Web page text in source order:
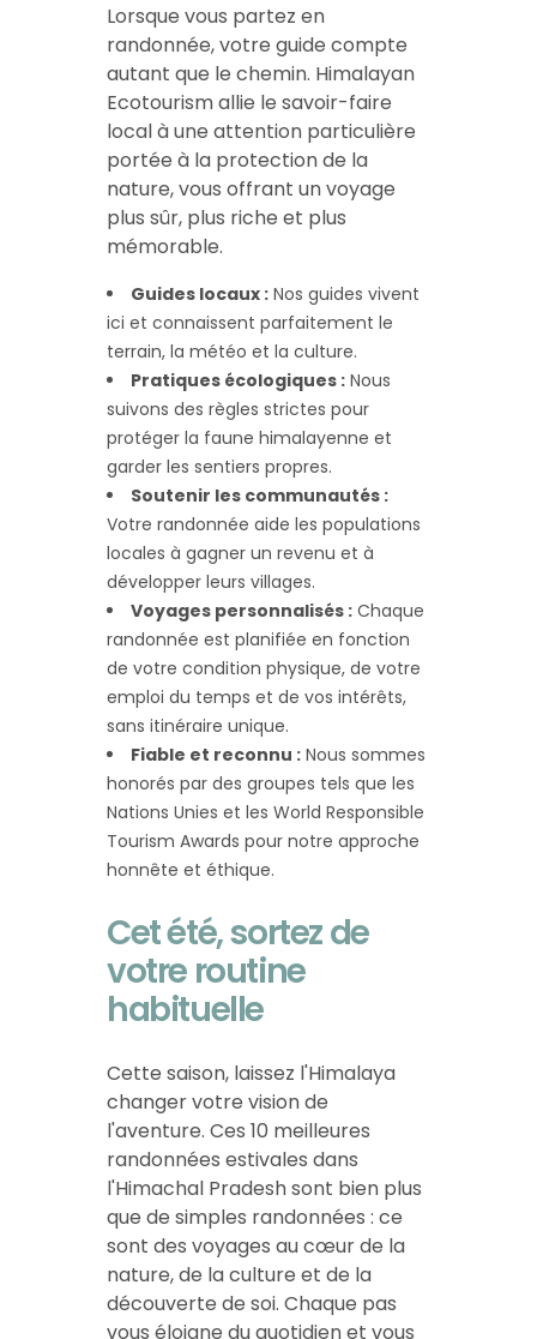
Lorsque vous partez en
randonnée, votre guide compte
autant que le chemin. Himalayan
Ecotourism allie le savoir-faire
local à une attention particulière
portée à la protection de la
nature, vous offrant un voyage
plus sûr, plus riche et plus
mémorable.
Guides locaux : Nos guides vivent
ici et connaissent parfaitement le
terrain, la météo et la culture.
Pratiques écologiques : Nous
suivons des règles strictes pour
protéger la faune himalayenne et
garder les sentiers propres.
Soutenir les communautés :
Votre randonnée aide les populations
locales à gagner un revenu et à
développer leurs villages.
Voyages personnalisés : Chaque
randonnée est planifiée en fonction
de votre condition physique, de votre
emploi du temps et de vos intérêts,
sans itinéraire unique.
Fiable et reconnu : Nous sommes
honorés par des groupes tels que les
Nations Unies et les World Responsible
Tourism Awards pour notre approche
honnête et éthique.
Cet été, sortez de
votre routine
habituelle
Cette saison, laissez l'Himalaya
changer votre vision de
l'aventure. Ces 10 meilleures
randonnées estivales dans
l'Himachal Pradesh sont bien plus
que de simples randonnées : ce
sont des voyages au cœur de la
nature, de la culture et de la
découverte de soi. Chaque pas
vous éloigne du quotidien et vous